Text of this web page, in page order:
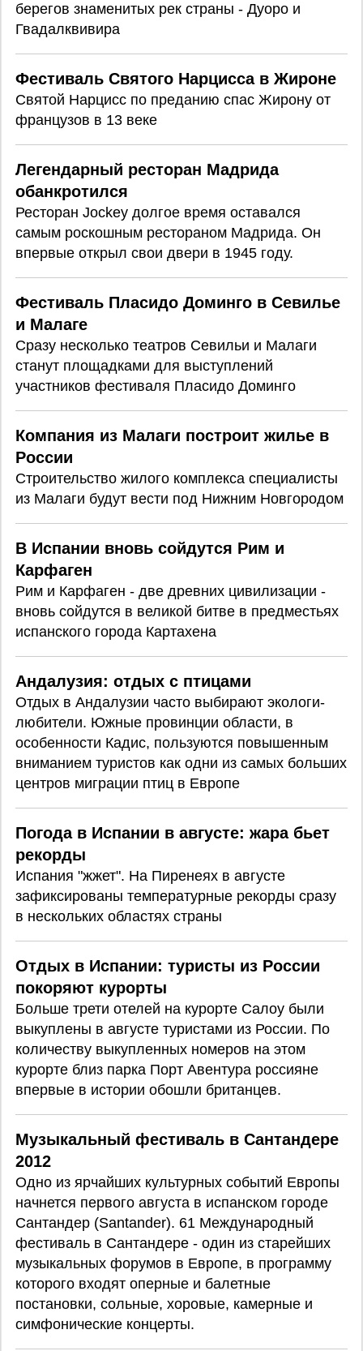
берегов знаменитых рек страны - Дуоро и
Гвадалквивира
Фестиваль Святого Нарцисса в Жироне
Святой Нарцисс по преданию спас Жирону от
французов в 13 веке
Легендарный ресторан Мадрида
обанкротился
Ресторан Jockey долгое время оставался
самым роскошным рестораном Мадрида. Он
впервые открыл свои двери в 1945 году.
Фестиваль Пласидо Доминго в Севилье
и Малаге
Сразу несколько театров Севильи и Малаги
станут площадками для выступлений
участников фестиваля Пласидо Доминго
Компания из Малаги построит жилье в
России
Строительство жилого комплекса специалисты
из Малаги будут вести под Нижним Новгородом
В Испании вновь сойдутся Рим и
Карфаген
Рим и Карфаген - две древних цивилизации -
вновь сойдутся в великой битве в предместьях
испанского города Картахена
Андалузия: отдых с птицами
Отдых в Андалузии часто выбирают экологи-
любители. Южные провинции области, в
особенности Кадис, пользуются повышенным
вниманием туристов как одни из самых больших
центров миграции птиц в Европе
Погода в Испании в августе: жара бьет
рекорды
Испания "жжет". На Пиренеях в августе
зафиксированы температурные рекорды сразу
в нескольких областях страны
Отдых в Испании: туристы из России
покоряют курорты
Больше трети отелей на курорте Салоу были
выкуплены в августе туристами из России. По
количеству выкупленных номеров на этом
курорте близ парка Порт Авентура россияне
впервые в истории обошли британцев.
Музыкальный фестиваль в Сантандере
2012
Одно из ярчайших культурных событий Европы
начнется первого августа в испанском городе
Сантандер (Santander). 61 Международный
фестиваль в Сантандере - один из старейших
музыкальных форумов в Европе, в программу
которого входят оперные и балетные
постановки, сольные, хоровые, камерные и
симфонические концерты.